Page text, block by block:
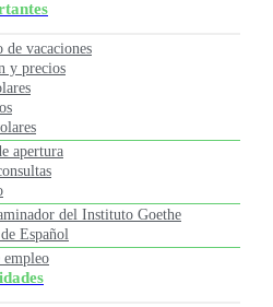
de vacaciones
y precios
apertura
del Instituto Goethe
Español
empleo